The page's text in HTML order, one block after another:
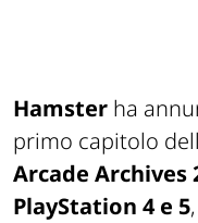
Hamster ha
primo capitolo
Arcade Archives
PlayStation 4 e 5